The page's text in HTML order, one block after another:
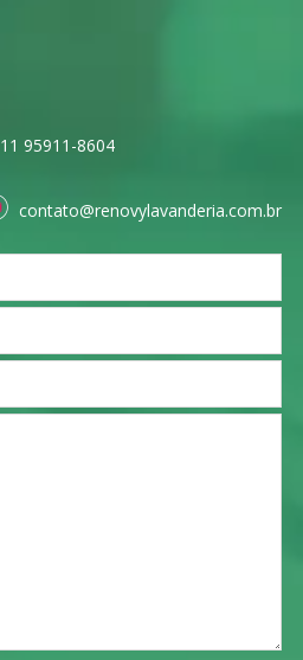
11 95911-8604
contato@renovylavanderia.com.br